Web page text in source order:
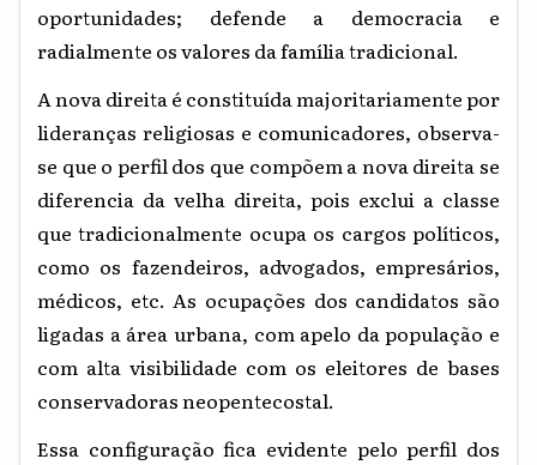
oportunidades; defende a democracia e
radialmente os valores da família tradicional.
A nova direita é constituída majoritariamente por
lideranças religiosas e comunicadores, observa-
se que o perfil dos que compõem a nova direita se
diferencia da velha direita, pois exclui a classe
que tradicionalmente ocupa os cargos políticos,
como os fazendeiros, advogados, empresários,
médicos, etc. As ocupações dos candidatos são
ligadas a área urbana, com apelo da população e
com alta visibilidade com os eleitores de bases
conservadoras neopentecostal.
Essa configuração fica evidente pelo perfil dos